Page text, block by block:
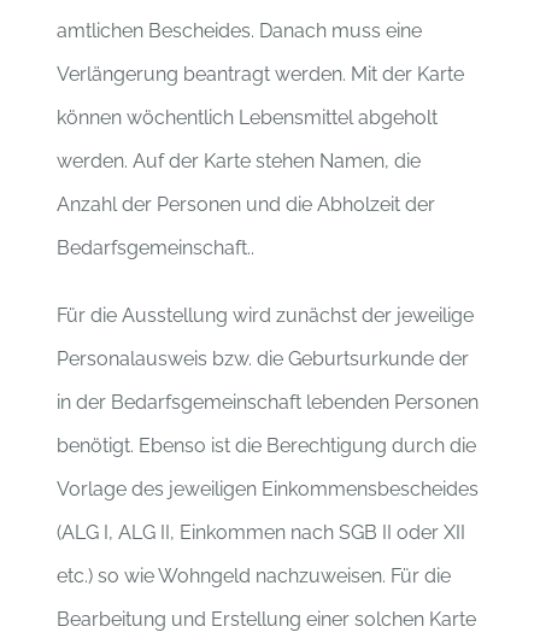
amtlichen Bescheides. Danach muss eine
Verlängerung beantragt werden. Mit der Karte
können wöchentlich Lebensmittel abgeholt
werden. Auf der Karte stehen Namen, die
Anzahl der Personen und die Abholzeit der
Bedarfsgemeinschaft..
Für die Ausstellung wird zunächst der jeweilige
Personalausweis bzw. die Geburtsurkunde der
in der Bedarfsgemeinschaft lebenden Personen
benötigt. Ebenso ist die Berechtigung durch die
Vorlage des jeweiligen Einkommensbescheides
(ALG I, ALG II, Einkommen nach SGB II oder XII
etc.) so wie Wohngeld nachzuweisen. Für die
Bearbeitung und Erstellung einer solchen Karte